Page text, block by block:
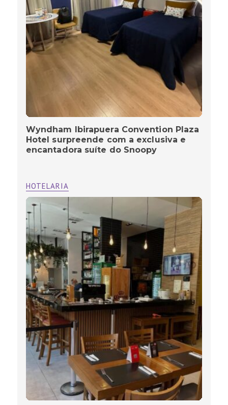
Wyndham Ibirapuera Convention Plaza
Hotel surpreende com a exclusiva e
encantadora suíte do Snoopy
HOTELARIA